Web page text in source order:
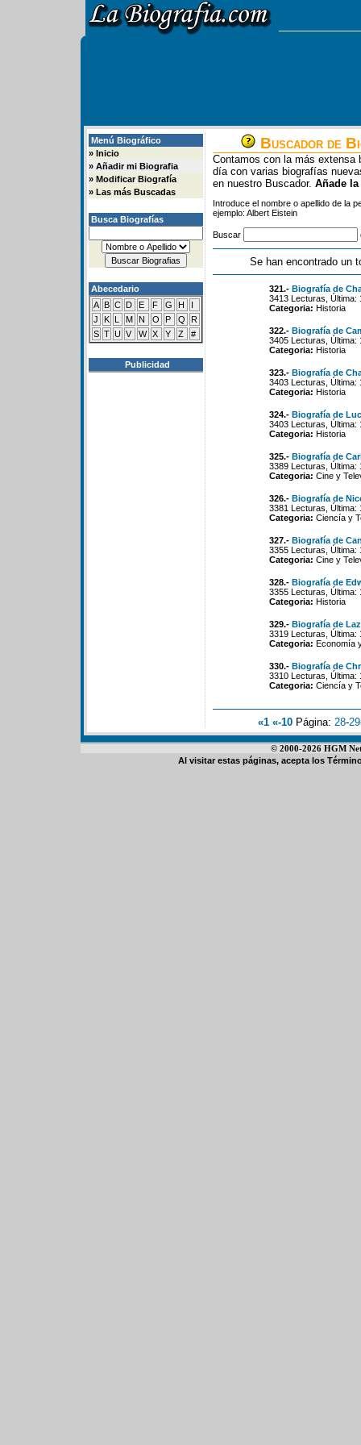
Menú Biográfico
» Inicio
» Añadir mi Biografia
» Modificar Biografía
» Las más Buscadas
Busca Biografías
Abecedario
A B C D E F G H
I
J
K L M N O P Q
R
S T U V W X Y Z #
Publicidad
Buscador de
Contamos con la más extensa
día con varias biografías
en nuestro Buscador. Añade
Introduce el nombre o apellido de la
ejemplo: Albert Eistein
Buscar
Se han encontrado un
321.- Biografía de
3413 Lecturas, Última:
Categoria: Historia
322.- Biografía de
3405 Lecturas, Última:
Categoria: Historia
323.- Biografía de
3403 Lecturas, Última:
Categoria: Historia
324.- Biografía de
3403 Lecturas, Última:
Categoria: Historia
325.- Biografía de
3389 Lecturas, Última:
Categoria: Cine y
326.- Biografía de
3381 Lecturas, Última:
Categoria: Ciencía y
327.- Biografía de
3355 Lecturas, Última:
Categoria: Cine y
328.- Biografía de
3355 Lecturas, Última:
Categoria: Historia
329.- Biografía de
3319 Lecturas, Última:
Categoria: Economía
330.- Biografía de
3310 Lecturas, Última:
Categoria: Ciencía y
«1 «-10 Página: 28-29
© 2000-2026 HGM
Al visitar estas páginas, acepta los